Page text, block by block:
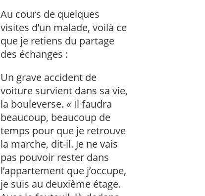
Au cours de quelques
visites d’un malade, voilà ce
que je retiens du partage
des échanges :
Un grave accident de
voiture survient dans sa vie,
la bouleverse. « Il faudra
beaucoup, beaucoup de
temps pour que je retrouve
la marche, dit-il. Je ne vais
pas pouvoir rester dans
l’appartement que j’occupe,
je suis au deuxième étage.